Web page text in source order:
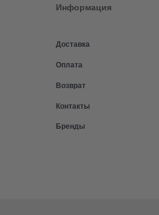
Информация
Доставка
Оплата
Возврат
Контакты
Бренды